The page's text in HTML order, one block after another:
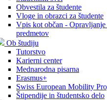
Obvestila za študente
Vloge in obrazci za študente
Vpis kot občan - Opravljanje
predmetov
Ob študiju
Tutorstvo
Karierni center
Mednarodna pisarna
Erasmus+
Swiss European Mobility
Štipendije in študentsko delo